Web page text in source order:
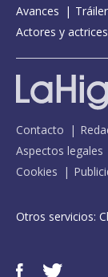
Avances
Actores y actrices
Contacto
Aspectos legales
Cookies
Otros servicios: